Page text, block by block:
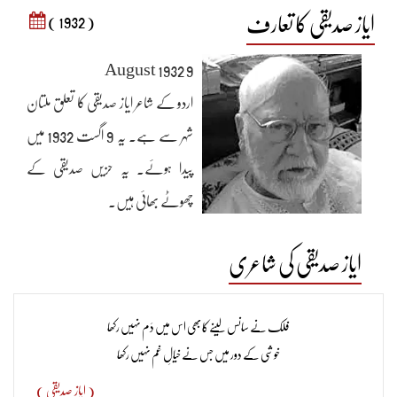
ایاز صدیقی کا تعارف ( 1932 )
9 August 1932
اردو کے شاعر ایاز صدیقی کا تعلق ملتان
شہر سے ہے۔ یہ 9 اگست 1932 میں
پیدا ہوئے۔ یہ حزیں صدیقی کے
چھوٹے بھائی ہیں۔
ایاز صدیقی کی شاعری
فلک نے سانس لینے کا بھی اس میں دَم نہیں رکھا​
خوشی کے دور میں جس نے خیالِ غم نہیں رکھا​
( ایاز صدیقی )